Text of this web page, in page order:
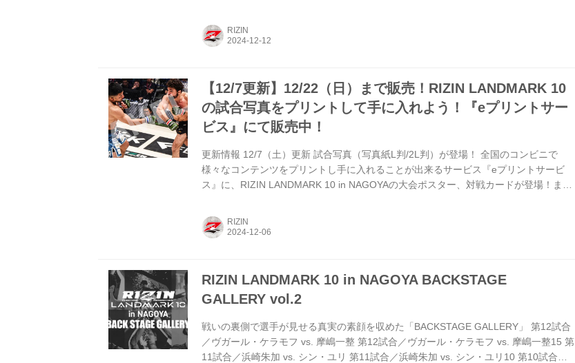
12/22(日) 21:00〜21:55 三重テレビ放送 12/26(木) 19:00〜19:54 ぎふチャン（岐阜放
送） 12/30(月) 20:00〜20:55 とちぎテレビ https://www.toc...
RIZIN
【12/7更新】12/22（日）まで販売！RIZIN LANDMARK 10
の試合写真をプリントして手に入れよう！『eプリントサー
ビス』にて販売中！
更新情報 12/7（土）更新 試合写真（写真紙L判/2L判）が登場！ 全国のコンビニで
様々なコンテンツをプリントし手に入れることが出来るサービス『eプリントサービ
ス』に、RIZIN LANDMARK 10 in NAGOYAの大会ポスター、対戦カードが登場！また
なコンテンツをプリントしよう！ 臨場感あふれる試合写真が新登場！（全33種） オ
フィシャルカメラマン撮影による試合写真が写真紙L判、2L判で印刷可能に！ 販売サ
RIZIN
RIZIN LANDMARK 10 in NAGOYA BACKSTAGE
GALLERY vol.2
戦いの裏側で選手が見せる真実の素顔を収めた「BACKSTAGE GALLERY」 第12試合
／ヴガール・ケラモフ vs. 摩嶋一整 第12試合／ヴガール・ケラモフ vs. 摩嶋一整15 第
11試合／浜崎朱加 vs. シン・ユリ 第11試合／浜崎朱加 vs. シン・ユリ10 第10試合／